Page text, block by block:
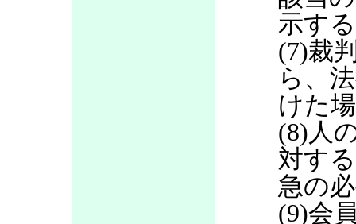
示す
(7)裁
ら、
けた
(8)人
対す
急の
(9)会